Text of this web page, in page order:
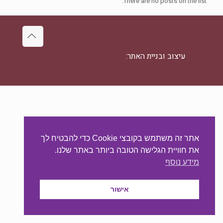
עיצוב ובניית האתר:
אתר זה משתמש בקובצי Cookie כדי להבטיח לך
את חוויית הגלישה הטובה ביותר באתר שלנו.
מידע נוסף
אישור